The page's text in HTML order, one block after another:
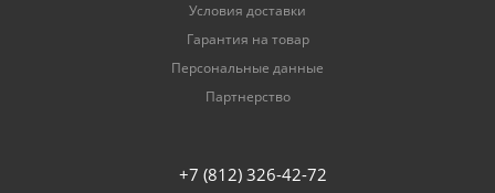
Условия доставки
Гарантия на товар
Персональные данные
Партнерство
+7 (812) 326-42-72